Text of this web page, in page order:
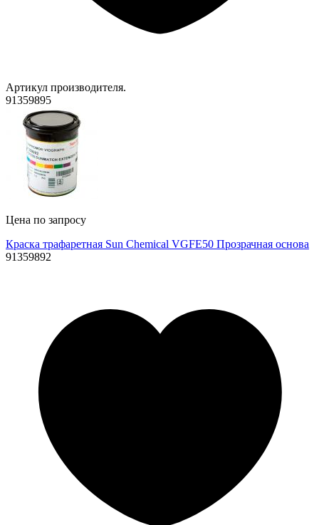
Артикул производителя.
91359895
Цена по запросу
Краска трафаретная Sun Chemical VGFE50 Прозрачная основа
91359892